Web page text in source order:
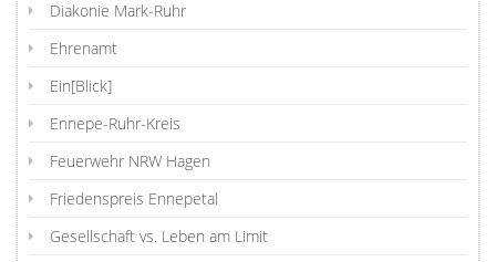
Diakonie Mark-Ruhr
Ehrenamt
Ein[Blick]
Ennepe-Ruhr-Kreis
Feuerwehr NRW Hagen
Friedenspreis Ennepetal
Gesellschaft vs. Leben am Limit